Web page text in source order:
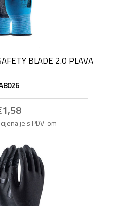
BLADE 2.0 PLAVA
je s PDV-om